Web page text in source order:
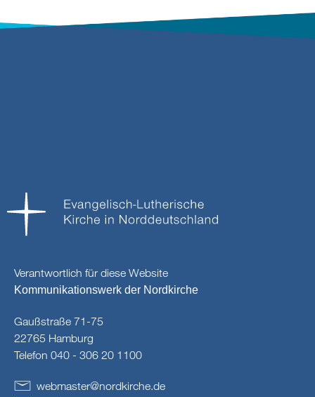
Verantwortlich für diese Website
Kommunikationswerk der Nordkirche
Gaußstraße 71-75
22765 Hamburg
Telefon 040 - 306 20 1100
webmaster@nordkirche.de